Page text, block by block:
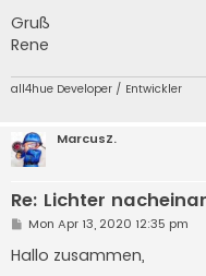
Gruß
Rene
all4hue Developer / Entwickler
MarcusZ.
Re: Lichter
P
s
t
Mon Apr 13, 2020 12:35 pm
Hallo zusammen,